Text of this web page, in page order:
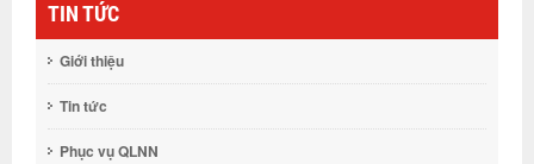
TIN TỨC
Giới thiệu
Tin tức
Phục vụ QLNN